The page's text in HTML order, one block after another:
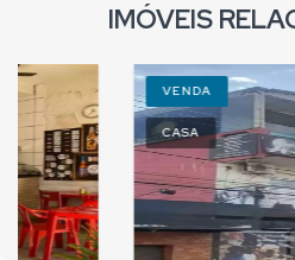
IMÓVEIS
VENDA
CASA